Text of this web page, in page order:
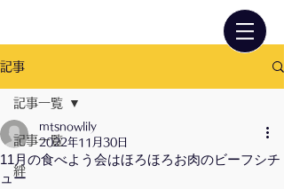
記事
記事一覧
絆
記事一覧
11月の食べよう会はほろほろお肉のビーフシチ
ュー
mtsnowlily
2022年11月30日